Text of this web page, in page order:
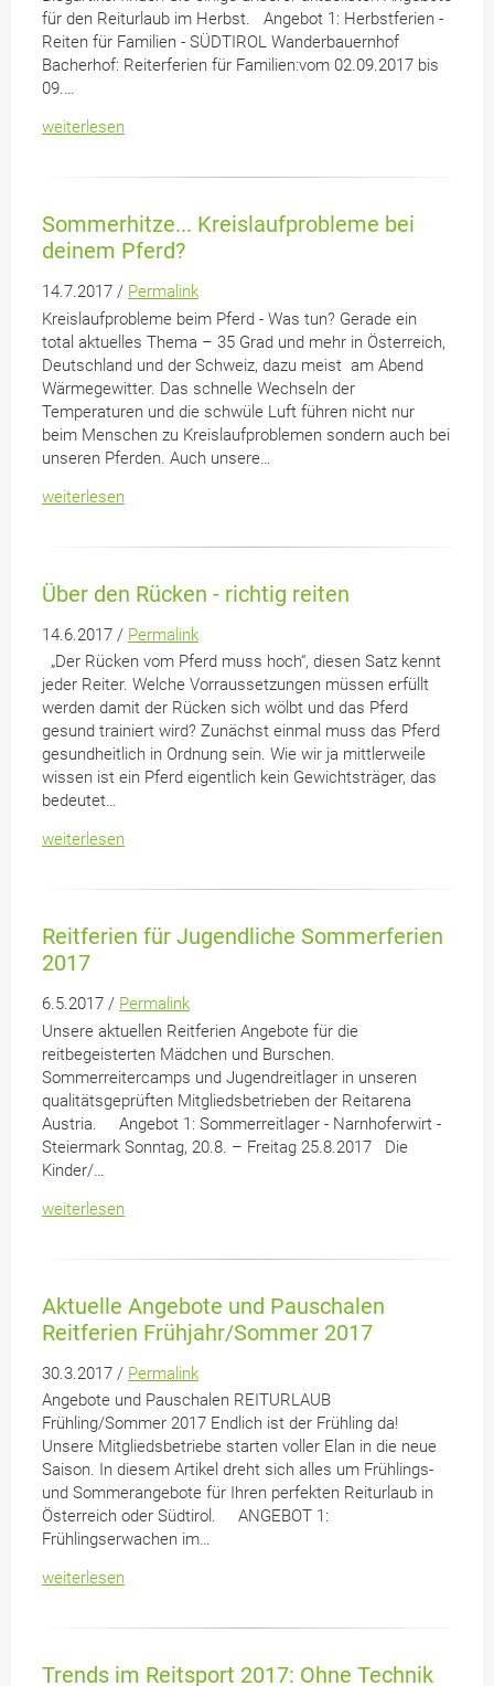
für den Reiturlaub im Herbst. Angebot 1: Herbstferien -
Reiten für Familien - SÜDTIROL Wanderbauernhof
Bacherhof: Reiterferien für Familien:vom 02.09.2017 bis
09.…
weiterlesen
Sommerhitze... Kreislaufprobleme bei
deinem Pferd?
14.7.2017 / Permalink
Kreislaufprobleme beim Pferd - Was tun? Gerade ein
total aktuelles Thema – 35 Grad und mehr in Österreich,
Deutschland und der Schweiz, dazu meist am Abend
Wärmegewitter. Das schnelle Wechseln der
Temperaturen und die schwüle Luft führen nicht nur
beim Menschen zu Kreislaufproblemen sondern auch bei
unseren Pferden. Auch unsere…
weiterlesen
Über den Rücken - richtig reiten
14.6.2017 / Permalink
„Der Rücken vom Pferd muss hoch“, diesen Satz kennt
jeder Reiter. Welche Vorraussetzungen müssen erfüllt
werden damit der Rücken sich wölbt und das Pferd
gesund trainiert wird? Zunächst einmal muss das Pferd
gesundheitlich in Ordnung sein. Wie wir ja mittlerweile
wissen ist ein Pferd eigentlich kein Gewichtsträger, das
bedeutet…
weiterlesen
Reitferien für Jugendliche Sommerferien
2017
6.5.2017 / Permalink
Unsere aktuellen Reitferien Angebote für die
reitbegeisterten Mädchen und Burschen.
Sommerreitercamps und Jugendreitlager in unseren
qualitätsgeprüften Mitgliedsbetrieben der Reitarena
Austria. Angebot 1: Sommerreitlager - Narnhoferwirt -
Steiermark Sonntag, 20.8. – Freitag 25.8.2017 Die
Kinder/…
weiterlesen
Aktuelle Angebote und Pauschalen
Reitferien Frühjahr/Sommer 2017
30.3.2017 / Permalink
Angebote und Pauschalen REITURLAUB
Frühling/Sommer 2017 Endlich ist der Frühling da!
Unsere Mitgliedsbetriebe starten voller Elan in die neue
Saison. In diesem Artikel dreht sich alles um Frühlings-
und Sommerangebote für Ihren perfekten Reiturlaub in
Österreich oder Südtirol. ANGEBOT 1:
Frühlingserwachen im…
weiterlesen
Trends im Reitsport 2017: Ohne Technik